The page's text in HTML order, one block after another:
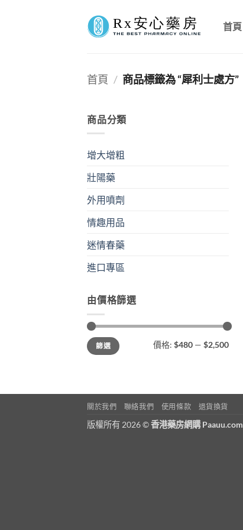
首頁
首頁 / 商品標籤為 “犀利士處方”
商品分類
增大增粗
壯陽藥
外用噴劑
情趣用品
迷情春藥
進口專區
由價格篩選
最
低
價
最
高
價
篩選 價格: $480 — $2,500
關於我們 聯絡我們 使用條款 退貨換貨
版權所有 2026 ©香港藥房網購 Paauu.com